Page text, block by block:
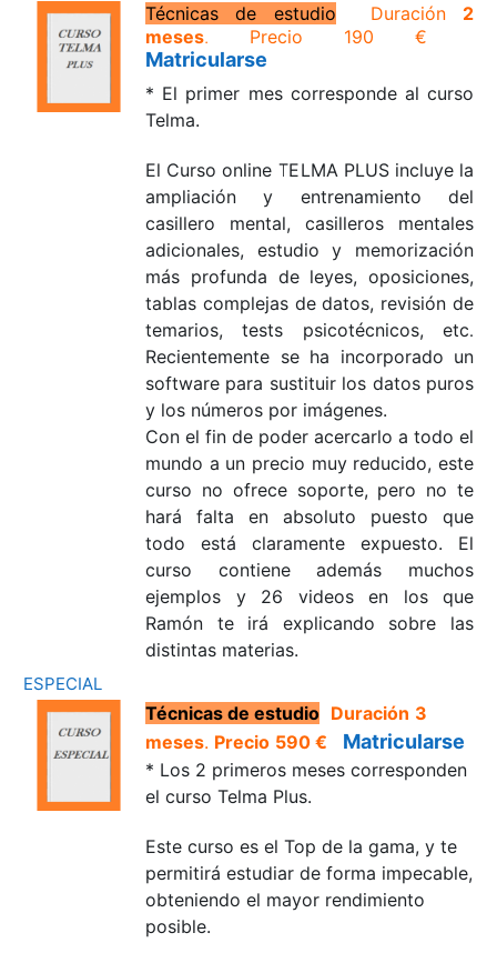
Técnicas de estudio Duración
2
meses. Precio 190 €
Matricularse
* El primer mes corresponde al curso
Telma.
El Curso online TELMA PLUS incluye la
ampliación y entrenamiento del
casillero mental, casilleros mentales
adicionales, estudio y memorización
más profunda de leyes, oposiciones,
tablas complejas de datos, revisión de
temarios, tests psicotécnicos, etc.
Recientemente se ha incorporado un
software para sustituir los datos puros
y los números por imágenes.
Con el fin de poder acercarlo a todo el
mundo a un precio muy reducido,este
curso no ofrece soporte, pero no te
hará falta en absoluto puesto que
todo está claramente expuesto. El
curso contiene además muchos
ejemplos y 26 videos en los que
Ramón te irá explicando sobre las
distintas materias.
ESPECIAL
Técnicas de estudio Duración 3
meses. Precio 590 € Matricularse
* Los 2 primeros meses corresponden
el curso Telma Plus.
Este curso es el Top de la gama, y te
permitirá estudiar de forma impecable,
obteniendo el mayor rendimiento
posible.